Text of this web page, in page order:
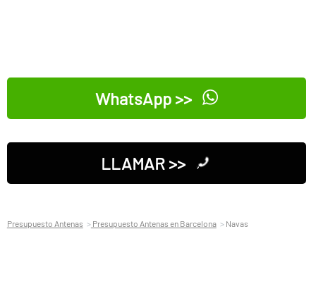
WhatsApp >>
LLAMAR >>
Presupuesto Antenas Presupuesto Antenas en Barcelona Navas